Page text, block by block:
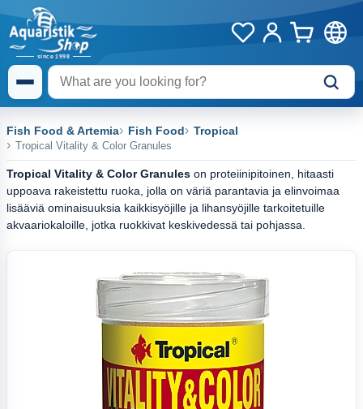
Fish Food & Artemia Fish Food Tropical
Tropical Vitality & Color Granules
Tropical Vitality & Color Granules on proteiinipitoinen, hitaasti
uppoava rakeistettu ruoka, jolla on väriä parantavia ja elinvoimaa
lisääviä ominaisuuksia kaikkisyöjille ja lihansyöjille tarkoitetuille
akvaariokaloille, jotka ruokkivat keskivedessä tai pohjassa.